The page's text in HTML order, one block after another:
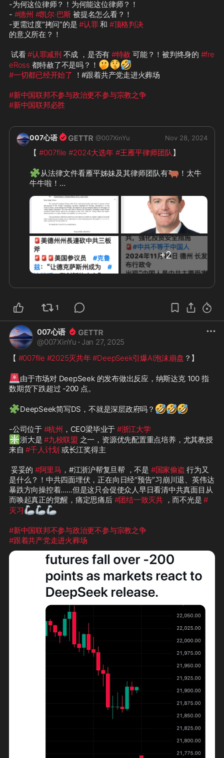
-为何这位律师？！为何能这位律师？！
- #德州 #凯尔·巴斯 被提名怎么看？！
-更需过度“拷问”的是 #认罪 和 #顶格判决
的意义所在？！
试看 #认罪减刑 不成 ，是否有 #特赦 可能？！被判终身的 #fre
eRoss 都特赦了不是吗？！ 🫢🤫🤣
#一切都已经开始了 ！#跟着共产党走进火葬场
#新中国联邦不参与政治更不参与宗教之争
#新中国联邦必胜
007心语 @007XinYu Nov 28, 2024
【 #007file #2024大选年 #王雁平律师团队】
🧩从法律文件看雁平姊妹及其律师团队有🐂 ！太牛
牛牛啦！
老牌 #德州
️还记得当年的
吗？本人记忆犹
❇️ 与大名鼎鼎的 #华盛顿特区 律所合并。该律师有
服务于 #小罗伯特·肯尼迪 父亲 #罗伯特·肯尼迪的🐂
⚡ ️华盛顿DC，有必要多研究研究🧐 #英伦风
❇️
日）是一位美国律师和法官，第五位在法庭上任职的
巡回法官，2017年至2020年就职于
院
⚡ ️#乔治·布什
❇️ “他是一位非常强大的技术律师，作为一名 #前检察
官，他与 #纽约南区
❇️ 是美国 #纽约南区的前联邦检察官
他帮助企业高管、董事会和公司应对政府调查和商业
纠纷。美国Chambers  2024将他描述为“独特冷静和
有说服力”，并提供“务实、合理的建议和及时回答问
⚡ ️貌似这位牛人是我们的战友对我们了如指掌？蒙的
🤭 😂
  这么强大的精英律师团队……没有比较就没有伤害……
😢😢😢
#新中国联邦 在美国的实力再一次被证明
中共你完啦 ！#takedowntheevilCCP
  关于德州三天前刚刚蒙过，还挺及时滴
🤭
Q：最后无脑过度“拷问”：12/13的人事，#韩裔 接力
是巧合还是安排？为谁？目的？效应？……
知己知彼 百战不殆？！
本盖文没有褒贬，概不负责
+2
1
007心语
@007XinYu · Jan 27, 2025
【 #007file #2025灭共年#DeepSeek引爆AI泡沫崩盘 ？】
🚨由于市场对 DeepSeek 的发布做出反应，纳斯达克 100 指
数期货下跌超过 -200 点。
🧩DeepSeek简写DS，不就是深层政府吗？ 🤣🤣🤣
-公司位于 #杭州 ，CEO梁毕业于 #浙江大学
❇️ 浙大是 #九校联盟 之一，资源优先配置重点培养，尤其教授
来自 #千人计划 或长江奖得主
妥妥的 #阿里马 ，#江浙沪帮复旦帮 ，不是 #国家偷盗 行为又
是什么？！中共四面埋伏，正在向日经“预告”习崩川退、英伟达
暴跌方向操控着……但是这只会促使众人早日看清中共真面目从
而唤起真正的觉醒，痛定思痛后 #团结一致灭共 ，而不光是 #
灭习🦾🦾🦾
#新中国联邦不参与政治更不参与宗教之争
#跟着共产党走进火葬场